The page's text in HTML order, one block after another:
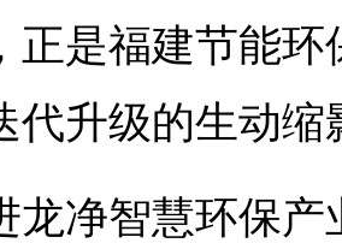
正是福建节能
代升级的生动缩
龙净智慧环保